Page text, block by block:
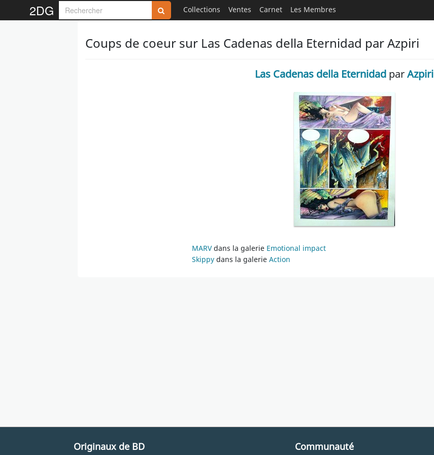
2DG Collections Ventes Carnet Les Membres
Coups de coeur sur Las Cadenas della Eternidad par Azpiri
Las Cadenas della Eternidad parAzpiri
MARVdans la galerie Emotional impact
Skippy dans la galerie Action
Originaux de BD Communauté